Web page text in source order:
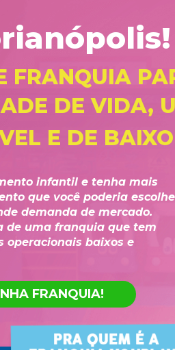
FRANQUIA
DE VIDA,
E DE
infantil e tenha mais
que você poderia
demanda de mercado.
de uma franquia que tem
operacionais baixos e
FRANQUIA!